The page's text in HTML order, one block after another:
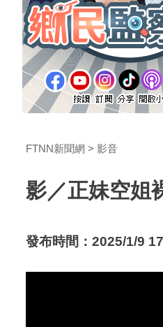
FTNN新聞網 影音
影／正妹空姐
發布時間：2025/1/9